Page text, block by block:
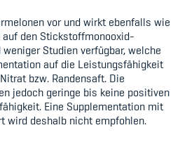
vor und wirkt ebenfalls wie
den Stickstoffmonooxid-
Studien verfügbar, welche
auf die Leistungsfähigkeit
bzw. Randensaft. Die
jedoch geringe bis keine positiven
Eine Supplementation mit
wird deshalb nicht empfohlen.